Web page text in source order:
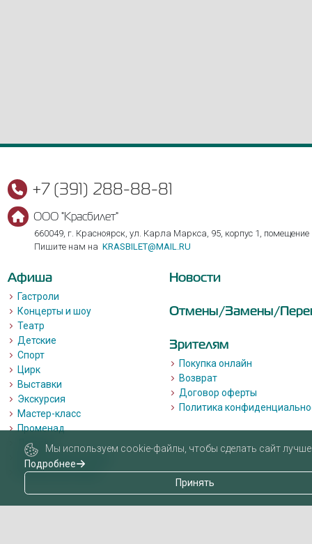
+7 (391) 288-88-81
ООО "Красбилет"
660049, г. Красноярск, ул. Карла Маркса, 95, корпус 1, помещение
Пишите нам на KRASBILET@MAIL.RU
Афиша
Гастроли
Концерты и шоу
Театр
Детские
Спорт
Цирк
Выставки
Экскурсия
Мастер-класс
Променад
Лекции
Квизы, квесты, игры.
Пушкинская карта
Новости
Отмены/Замены/
Зрителям
Покупка онлайн
Возврат
Договор оферты
Политика
Мы используем cookie-файлы, чтобы сделать сайт лучше
Подробнее
Принять